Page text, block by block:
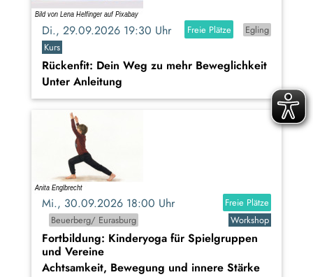
Di., 29.09.2026 19:30 Uhr Freie Plätze
Egling
Kurs
Rückenfit: Dein Weg zu mehr Beweglichkeit
Unter Anleitung
Mi., 30.09.2026 18:00 Uhr
Freie Plätze
Beuerberg/ Eurasburg
Workshop
Fortbildung: Kinderyoga für Spielgruppen
und Vereine
Achtsamkeit, Bewegung und innere Stärke